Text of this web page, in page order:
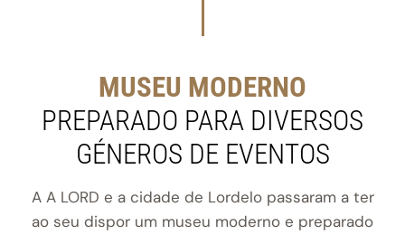
MUSEU MODERNO
PREPARADO PARA DIVERSOS
GÉNEROS DE EVENTOS
A A LORD e a cidade de Lordelo passaram a ter
ao seu dispor um museu moderno e preparado